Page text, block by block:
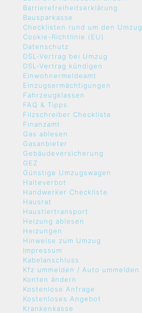
Barrierefreiheitserklärung
Bausparkasse
Checklisten rund um den Umzug
Cookie-Richtlinie (EU)
Datenschutz
DSL-Vertrag bei Umzug
DSL-Vertrag kündigen
Einwohnermeldeamt
Einzugsermächtigungen
Fahrzeugklassen
FAQ & Tipps
Filzschreiber Checkliste
Finanzamt
Gas ablesen
Gasanbieter
Gebäudeversicherung
GEZ
Günstige Umzugswagen
Halteverbot
Handwerker Checkliste
Hausrat
Haustiertransport
Heizung ablesen
Heizungen
Hinweise zum Umzug
Impressum
Kabelanschluss
Kfz ummelden / Auto ummelden
Konten ändern
Kostenlose Anfrage
Kostenloses Angebot
Krankenkasse